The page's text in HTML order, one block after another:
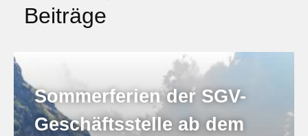
Beiträge
Sommerferien der SGV-
Geschäftsstelle ab dem